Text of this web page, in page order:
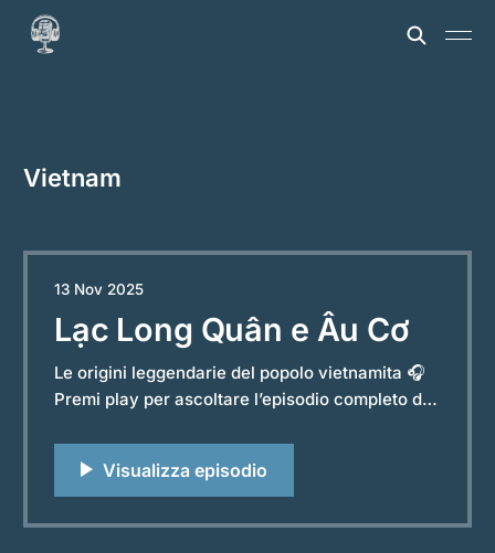
Vietnam
Lạc Long Quân e Âu Cơ
Le origini leggendarie del popolo vietnamita 🎧
Premi play per ascoltare l’episodio completo del
tra montagne avvolte dalla nebbia e risaie che si
leggenda che affonda nelle radici stesse del
13 Nov 2025